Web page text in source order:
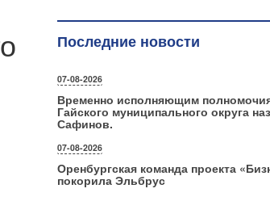
Последние новости
07-08-2026
Временно исполняющим
Гайского муниципального округа
Сафинов.
07-08-2026
Оренбургская команда проекта
покорила Эльбрус